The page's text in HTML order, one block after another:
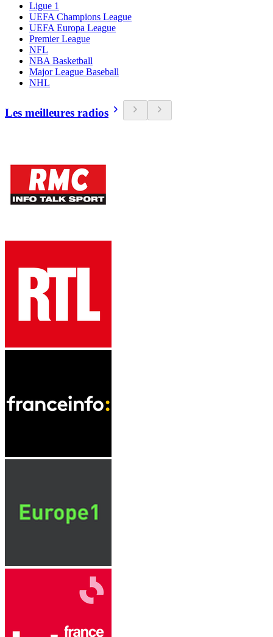
Ligue 1
UEFA Champions League
UEFA Europa League
Premier League
NFL
NBA Basketball
Major League Baseball
NHL
Les meilleures radios